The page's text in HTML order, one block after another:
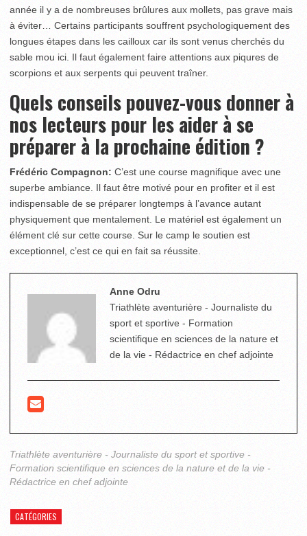
année il y a de nombreuses brûlures aux mollets, pas grave mais
à éviter… Certains participants souffrent psychologiquement des
longues étapes dans les cailloux car ils sont venus cherchés du
sable mou ici. Il faut également faire attentions aux piqures de
scorpions et aux serpents qui peuvent traîner.
Quels conseils pouvez-vous donner à
nos lecteurs pour les aider à se
préparer à la prochaine édition ?
Frédéric Compagnon: C’est une course magnifique avec une
superbe ambiance. Il faut être motivé pour en profiter et il est
indispensable de se préparer longtemps à l’avance autant
physiquement que mentalement. Le matériel est également un
élément clé sur cette course. Sur le camp le soutien est
exceptionnel, c’est ce qui en fait sa réussite.
Anne Odru
Triathlète aventurière - Journaliste du
sport et sportive - Formation
scientifique en sciences de la nature et
de la vie - Rédactrice en chef adjointe
Triathlète aventurière - Journaliste du sport et sportive -
Formation scientifique en sciences de la nature et de la vie -
Rédactrice en chef adjointe
CATÉGORIES